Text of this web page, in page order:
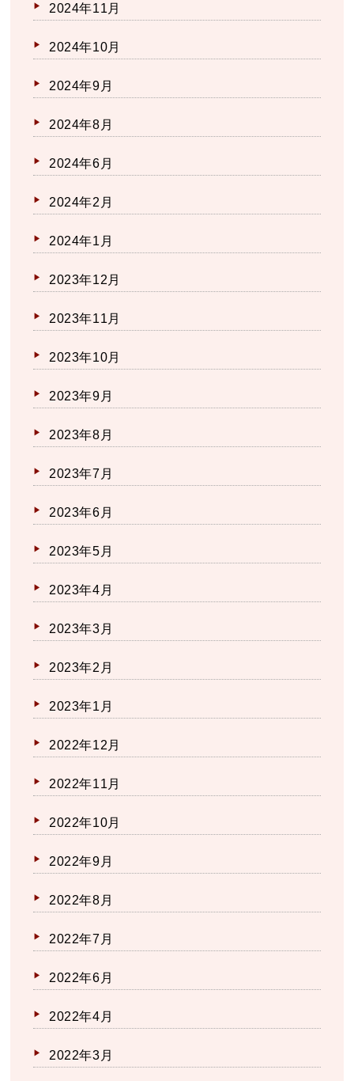
2024年11月
2024年10月
2024年9月
2024年8月
2024年6月
2024年2月
2024年1月
2023年12月
2023年11月
2023年10月
2023年9月
2023年8月
2023年7月
2023年6月
2023年5月
2023年4月
2023年3月
2023年2月
2023年1月
2022年12月
2022年11月
2022年10月
2022年9月
2022年8月
2022年7月
2022年6月
2022年4月
2022年3月